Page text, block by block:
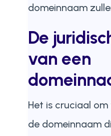
domeinnaam
De
van een
Het is cruciaal
de domeinnaam